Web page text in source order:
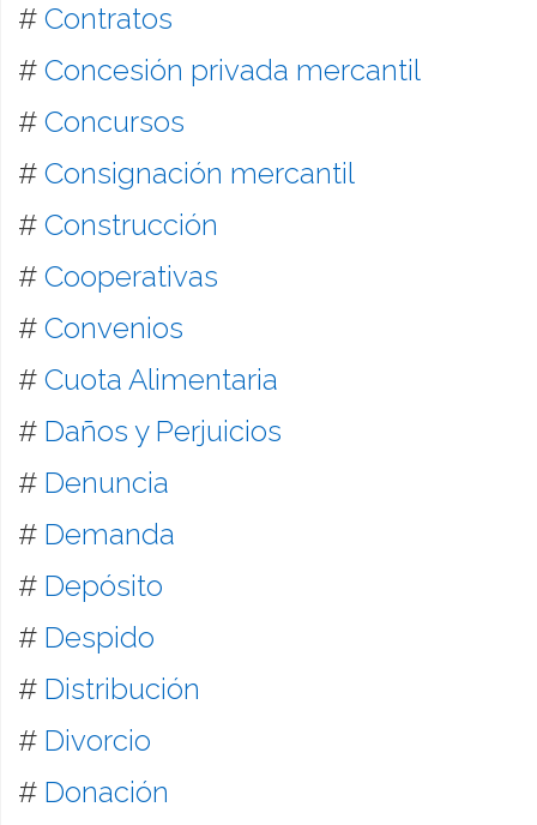
# Contratos
# Concesión privada mercantil
# Concursos
# Consignación mercantil
# Construcción
# Cooperativas
# Convenios
# Cuota Alimentaria
# Daños y Perjuicios
# Denuncia
# Demanda
# Depósito
# Despido
# Distribución
# Divorcio
# Donación